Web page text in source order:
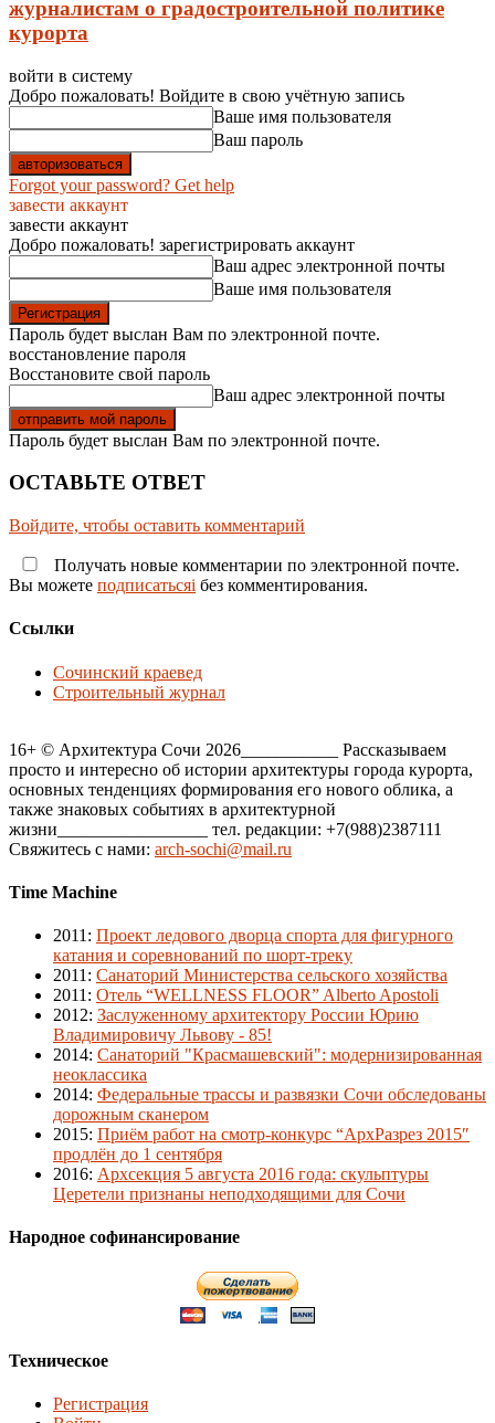
журналистам о градостроительной политике
курорта
войти в систему
Добро пожаловать! Войдите в свою учётную запись
Ваше имя пользователя
Ваш пароль
Forgot your password? Get help
завести аккаунт
завести аккаунт
Добро пожаловать! зарегистрировать аккаунт
Ваш адрес электронной почты
Ваше имя пользователя
Пароль будет выслан Вам по электронной почте.
восстановление пароля
Восстановите свой пароль
Ваш адрес электронной почты
Пароль будет выслан Вам по электронной почте.
ОСТАВЬТЕ ОТВЕТ
Войдите, чтобы оставить комментарий
Получать новые комментарии по электронной почте.
Вы можете подписатьсяi без комментирования.
Ссылки
Сочинский краевед
Строительный журнал
16+ © Архитектура Сочи 2026___________ Рассказываем
просто и интересно об истории архитектуры города курорта,
основных тенденциях формирования его нового облика, а
также знаковых событиях в архитектурной
жизни_________________ тел. редакции: +7(988)2387111
Свяжитесь с нами: arch-sochi@mail.ru
Time Machine
2011 : Проект ледового дворца спорта для фигурного
катания и соревнований по шорт-треку
2011 : Санаторий Министерства сельского хозяйства
2011 : Отель “WELLNESS FLOOR” Alberto Apostoli
2012: Заслуженному архитектору России Юрию
Владимировичу Львову - 85!
2014: Санаторий "Красмашевский": модернизированная
неоклассика
2014: Федеральные трассы и развязки Сочи обследованы
дорожным сканером
2015: Приём работ на смотр-конкурс “АрхРазрез 2015″
продлён до 1 сентября
2016: Архсекция 5 августа 2016 года: скульптуры
Церетели признаны неподходящими для Сочи
Народное софинансирование
Техническое
Регистрация